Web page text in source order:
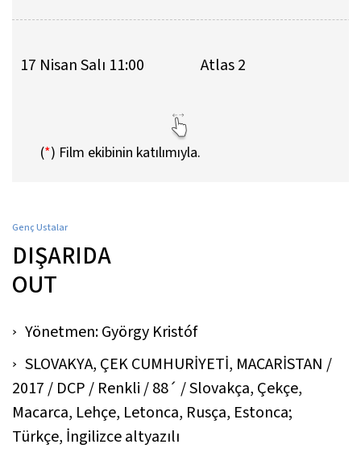
17 Nisan Salı 11:00 Atlas 2
(*) Film ekibinin katılımıyla.
Genç Ustalar
DIŞARIDA
OUT
Yönetmen: György Kristóf
SLOVAKYA, ÇEK CUMHURİYETİ, MACARİSTAN /
2017 / DCP / Renkli / 88´ / Slovakça, Çekçe,
Macarca, Lehçe, Letonca, Rusça, Estonca;
Türkçe, İngilizce altyazılı